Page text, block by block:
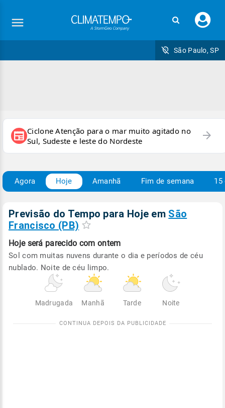
seu
São Paulo, SP
newspaper Ciclone Atenção para o mar muito agitado no
Sul, Sudeste e leste do Nordeste
arrow_forward
Agora Hoje Amanhã Fim de semana 15
Previsão do Tempo para Hoje em São
Francisco (PB)
Hoje será parecido com ontem
Sol com muitas nuvens durante o dia e períodos de céu
nublado. Noite de céu limpo.
Madrugada Manhã Tarde Noite